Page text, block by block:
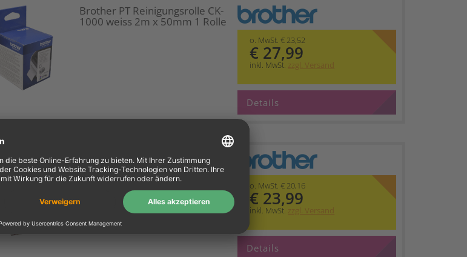
Brother PT Reinigungsrolle CK-
1000 weiss 2m x 50mm 1 Rolle
o. MwSt. € 23,52
€ 27,99
inkl. MwSt. zzgl. Versand
Details
Brother PT Endlosetiketten CZ-
1002 weiß 5m x 12mm 1 Rolle
o. MwSt. € 20,16
€ 23,99
inkl. MwSt. zzgl. Versand
Details